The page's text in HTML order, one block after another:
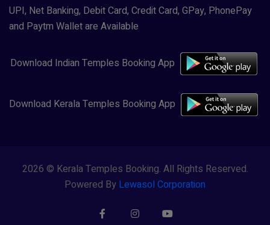
UPI, Net Banking, Debit Card, Credit Card, GPay, PhonePay
and Paytm Wallet are Available
Download Indian Temples Booking App
Download Kerala Temples Booking App
2026 © Kerala Temples Booking. All Rights Reserved.
Powered By Lewasol Corporation